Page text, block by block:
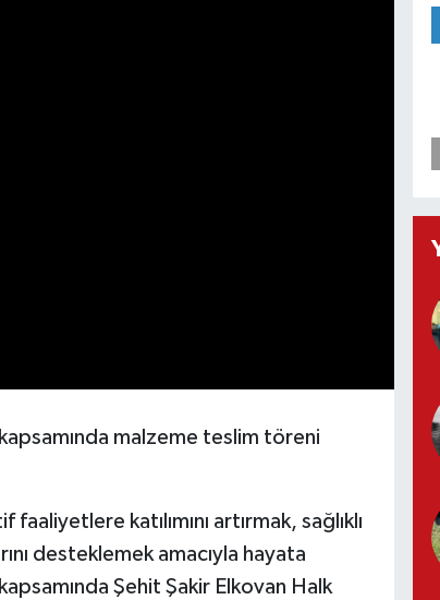
malzeme teslim töreni
katılımını artırmak, sağlıklı
desteklemek amacıyla hayata
Şehit Şakir Elkovan Halk